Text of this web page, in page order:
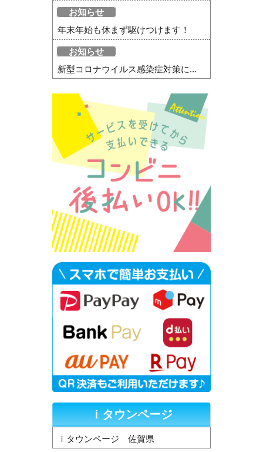
お知らせ
年末年始も休まず駆けつけます！
お知らせ
新型コロナウイルス感染症対策に...
ｉタウンページ
ｉタウンページ 佐賀県